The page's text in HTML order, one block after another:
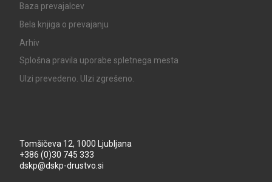
Baza prevajalcev
Bela knjiga o prevajanju
Arhiv
Splošna pravila uporabe spletnega mesta
UIzi prevedeno. UIzi zgrešeno.
Tomšičeva 12, 1000 Ljubljana
+386 (0)30 745 333
dskp@dskp-drustvo.si